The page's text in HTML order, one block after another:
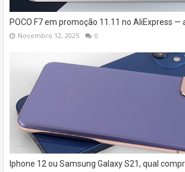
POCO F7 em promoção 11.11 no AliExpress —
Novembro 12, 2025 0
Iphone 12 ou Samsung Galaxy S21, qual